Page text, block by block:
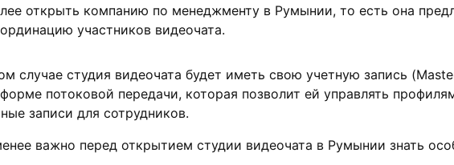
открыть компанию по менеджменту в Румынии, то есть она
участников видеочата.
случае студия видеочата будет иметь свою учетную запись
потоковой передачи, которая позволит ей управлять
записи для сотрудников.
важно перед открытием студии видеочата в Румынии знать